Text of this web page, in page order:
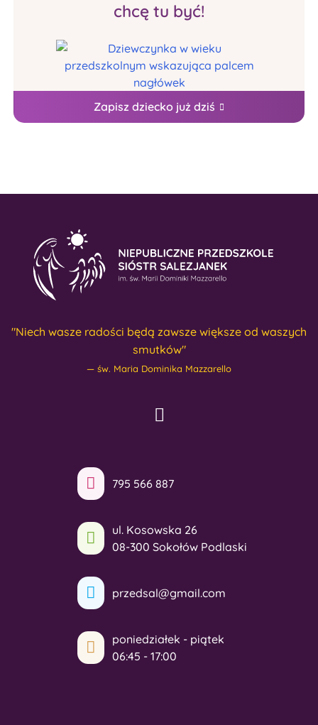
chcę tu być!
Zapisz dziecko już dziś
"Niech wasze radości będą zawsze większe od waszych
smutków"
św. Maria Dominika Mazzarello
795 566 887
ul. Kosowska 26
08-300 Sokołów Podlaski
przedsal@gmail.com
poniedziałek - piątek
06:45 - 17:00